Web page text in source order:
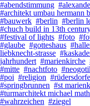
#abendstimmung
#architekt umbau hermann
#bauwerk #berlin #berlin
#chuch build in 13th
#festival of lights #foto
#glaube #gotteshaus
liebknecht-strasse
jahrhundert #marienkirche
#mitte #nachtfoto
#poi #religion
#springbrunnen #st
#turmarchitekt michael
#wahrzeichen #ziegel